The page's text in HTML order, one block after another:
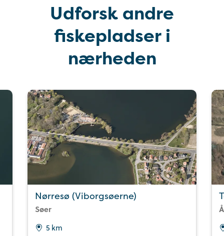
Udforsk andre
fiskepladser i
nærheden
Nørresø (Viborgsøerne)
Søer
5 km